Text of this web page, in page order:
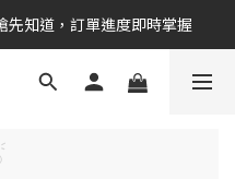
現在立即加入！
先知道，訂單進度即時掌握
現在立即加入！